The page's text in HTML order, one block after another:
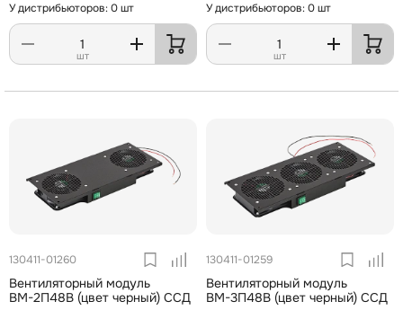
У дистрибьюторов: 0 шт
шт
У дистрибьюторов: 0 шт
шт
130411-01260
Вентиляторный модуль
ВМ-2П48В (цвет черный) ССД
130411-01259
Вентиляторный модуль
ВМ-3П48В (цвет черный) ССД